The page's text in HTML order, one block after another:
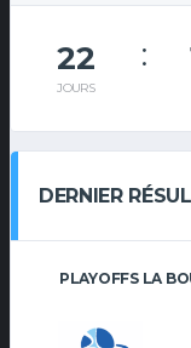
22
JOURS
DERNIER
PLAYOFFS LA